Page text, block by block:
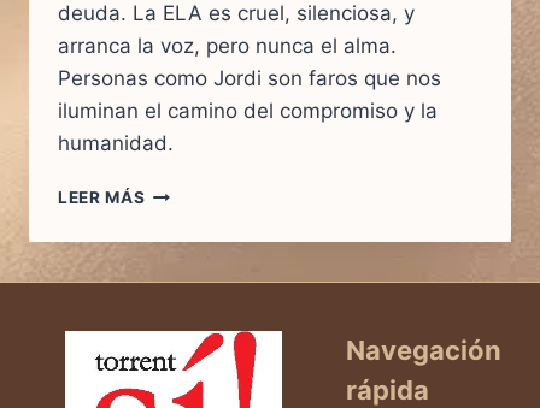
deuda. La ELA es cruel, silenciosa, y
arranca la voz, pero nunca el alma.
Personas como Jordi son faros que nos
iluminan el camino del compromiso y la
humanidad.
LEER MÁS
APLAUSO
HOMENAJE
A
JORDI
Navegación
rápida